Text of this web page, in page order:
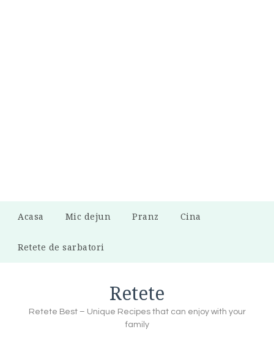
Acasa Mic dejun Pranz Cina
Retete de sarbatori
Retete
Retete Best – Unique Recipes that can enjoy with your
family